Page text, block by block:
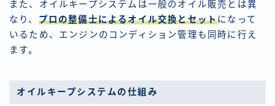
また、オイルキープシステムは一般のオイル販売とは異
なり、 プロの整備士によるオイル交換とセットになって
いるため、エンジンのコンディション管理も同時に行え
ます。
オイルキープシステムの仕組み